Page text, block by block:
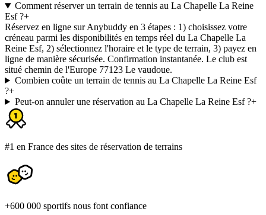
Comment réserver un terrain de tennis au La Chapelle La Reine
Esf ?+
Réservez en ligne sur Anybuddy en 3 étapes : 1) choisissez votre
créneau parmi les disponibilités en temps réel du La Chapelle La
Reine Esf, 2) sélectionnez l'horaire et le type de terrain, 3) payez en
ligne de manière sécurisée. Confirmation instantanée. Le club est
situé chemin de l'Europe 77123 Le vaudoue.
Combien coûte un terrain de tennis au La Chapelle La Reine Esf
?+
Peut-on annuler une réservation au La Chapelle La Reine Esf ?+
#1 en France des sites de réservation de terrains
+600 000 sportifs nous font confiance